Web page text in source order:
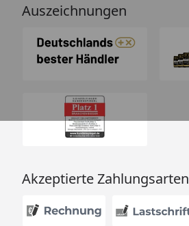
Auszeichnungen
Akzeptierte Zahlungsarten